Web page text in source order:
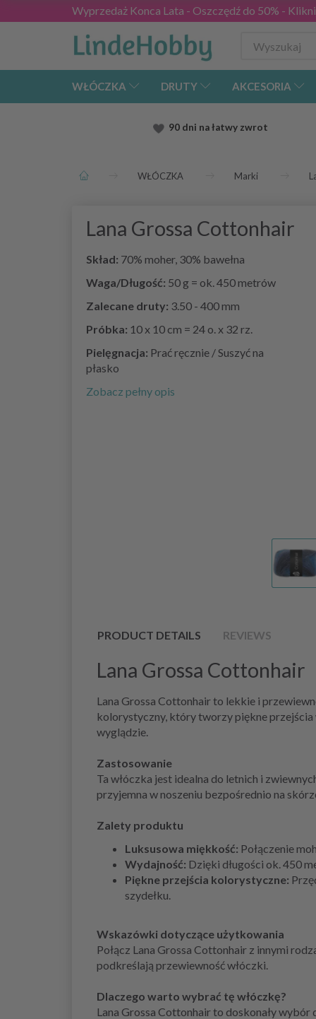
Wyprzedaż Konca Lata - Oszczędź do 50% -
WŁÓCZKA DRUTY AKCESORIA
90 dni na łatwy zwrot
WŁÓCZKA Marki
Lana Grossa Cottonhair
Skład: 70% moher, 30% bawełna
Waga/Długość: 50 g = ok. 450 metrów
Zalecane druty: 3.50 - 400 mm
Próbka: 10 x 10 cm = 24 o. x 32 rz.
Pielęgnacja: Prać ręcznie / Suszyć na
płasko
Zobacz pełny opis
PRODUCT DETAILS REVIEWS
Lana Grossa Cottonhair
Lana Grossa Cottonhair to lekkie i
kolorystyczny, który tworzy piękne przejścia
wyglądzie.
Zastosowanie
Ta włóczka jest idealna do letnich i
przyjemna w noszeniu bezpośrednio na
Zalety produktu
Luksusowa miękkość: Połączenie
Wydajność: Dzięki długości ok. 450
Piękne przejścia kolorystyczne:
szydełku.
Wskazówki dotyczące użytkowania
Połącz Lana Grossa Cottonhair z innymi
podkreślają przewiewność włóczki.
Dlaczego warto wybrać tę włóczkę?
Lana Grossa Cottonhair to doskonały